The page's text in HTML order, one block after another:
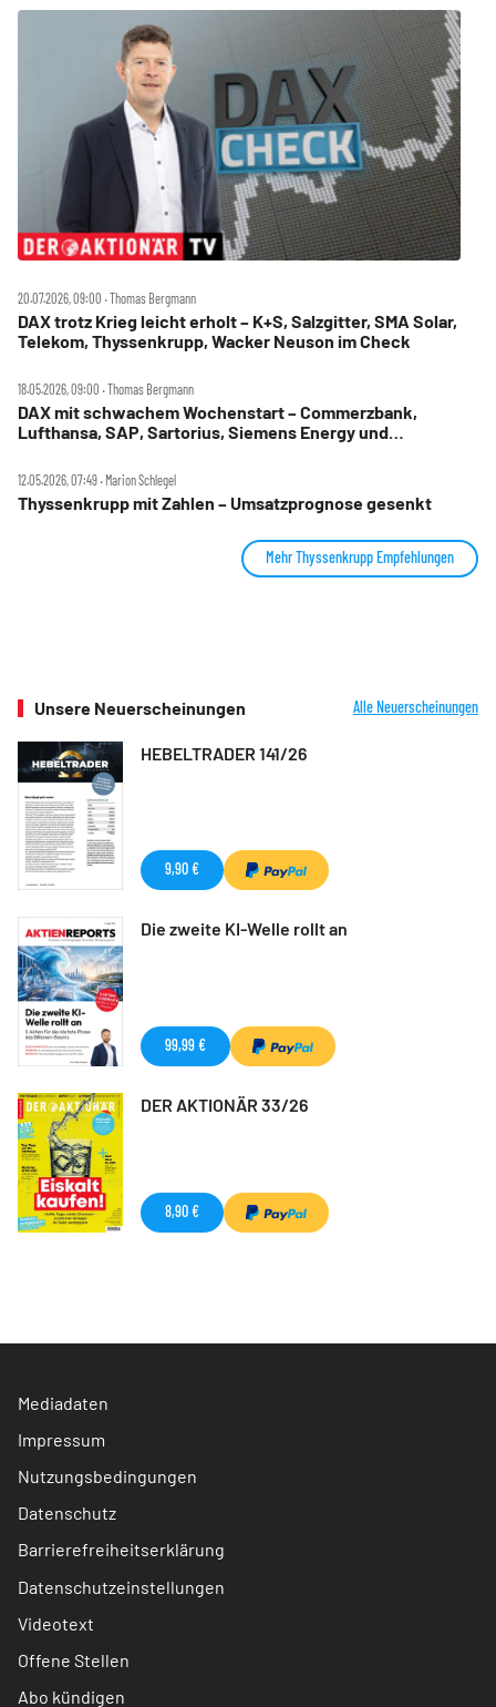
20.07.2026, 09:00 ‧ Thomas Bergmann
DAX trotz Krieg leicht erholt – K+S, Salzgitter, SMA Solar,
Telekom, Thyssenkrupp, Wacker Neuson im Check
18.05.2026, 09:00 ‧ Thomas Bergmann
DAX mit schwachem Wochenstart – Commerzbank,
Lufthansa, SAP, Sartorius, Siemens Energy und
12.05.2026, 07:49 ‧ Marion Schlegel
Thyssenkrupp mit Zahlen – Umsatzprognose gesenkt
Mehr Thyssenkrupp Empfehlungen
Unsere Neuerscheinungen Alle Neuerscheinungen
HEBELTRADER 141/26
9,90 €
Die zweite KI-Welle rollt an
99,99 €
DER AKTIONÄR 33/26
8,90 €
Mediadaten
Impressum
Nutzungsbedingungen
Datenschutz
Barrierefreiheitserklärung
Datenschutzeinstellungen
Videotext
Offene Stellen
Abo kündigen